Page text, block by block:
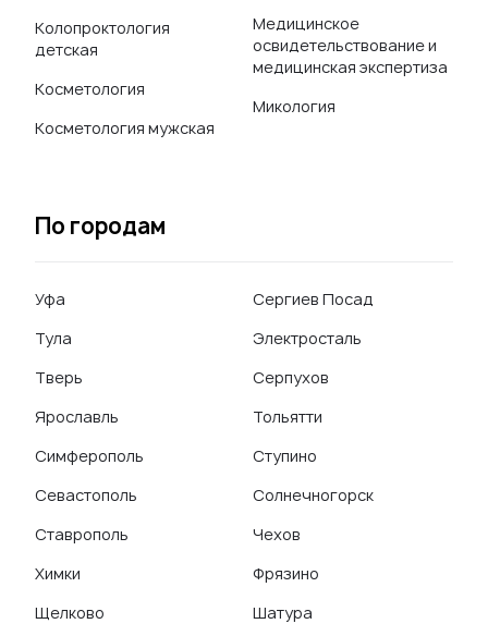
Колопроктология
детская
Косметология
Косметология мужская
Медицинское
освидетельствование и
медицинская экспертиза
Микология
По городам
Уфа
Тула
Тверь
Ярославль
Симферополь
Севастополь
Ставрополь
Химки
Щелково
Сергиев Посад
Электросталь
Серпухов
Тольятти
Ступино
Солнечногорск
Чехов
Фрязино
Шатура